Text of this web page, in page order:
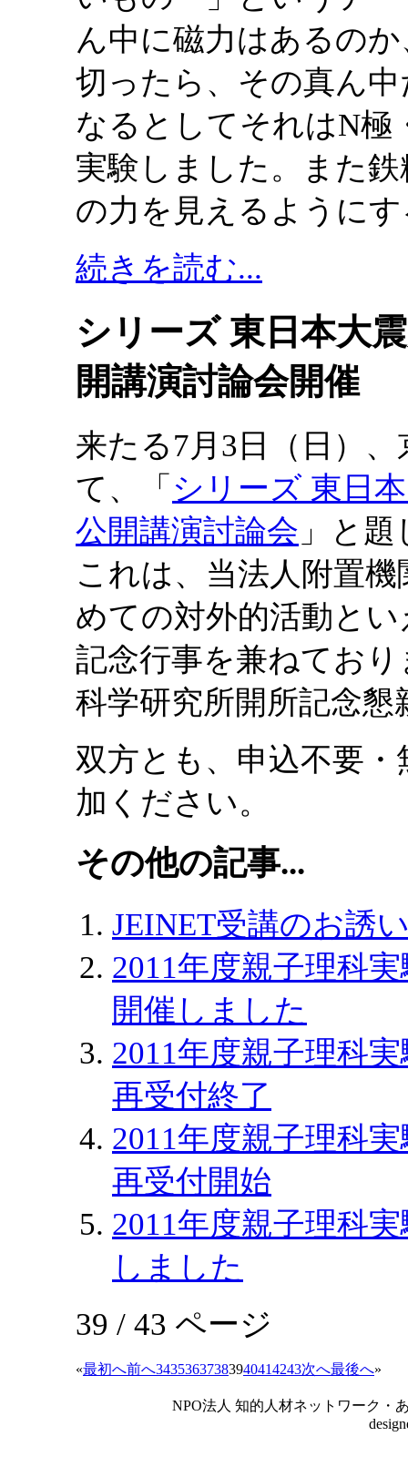
ん中に磁力はあるの
切ったら、その真ん
なるとしてそれはN極
実験しました。また
の力を見えるように
続きを読む...
シリーズ 東日本大
開講演討論会開催
来たる7月3日（日）
て、「 シリーズ 東日
公開講演討論会 」と
これは、当法人附置
めての対外的活動と
記念行事を兼ねてお
科学研究所開所記念
双方とも、申込不要
加ください。
その他の記事...
JEINET受講のお誘
2011年度親子理科
開催しました
2011年度親子理科
再受付終了
2011年度親子理科
再受付開始
2011年度親子理科
しました
39 / 43 ページ
«最初へ前へ34353637383940414243次へ最後へ»
NPO法人 知的人材ネットワーク・